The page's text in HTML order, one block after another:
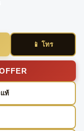
📱 โทร
แท้